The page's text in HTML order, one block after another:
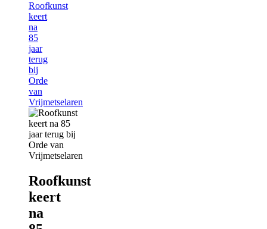
Roofkunst
keert
na
85
jaar
terug
bij
Orde
van
Vrijmetselaren
Roofkunst
keert
na